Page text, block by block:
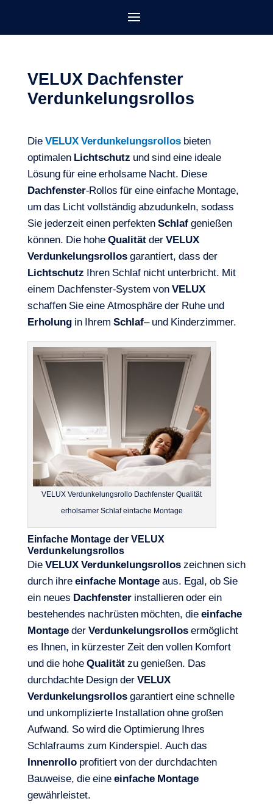
VELUX Dachfenster
Verdunkelungsrollos
DieVELUX Verdunkelungsrollosbieten
optimalenLichtschutz und sind eine ideale
Lösung für eine erholsame Nacht. Diese
Dachfenster-Rollos für eine einfache Montage,
um das Licht vollständig abzudunkeln, sodass
Sie jederzeit einen perfektenSchlafgenießen
können. Die hoheQualitätderVELUX
Verdunkelungsrollosgarantiert, dass der
Lichtschutz Ihren Schlaf nicht unterbricht. Mit
einem Dachfenster-System vonVELUX
schaffen Sie eine Atmosphäre der Ruhe und
Erholungin IhremSchlaf– und Kinderzimmer.
VELUX Verdunkelungsrollo Dachfenster Qualität
erholsamer Schlaf einfache Montage
Einfache Montage der VELUX
Verdunkelungsrollos
DieVELUX Verdunkelungsrolloszeichnen sich
durch ihreeinfache Montageaus. Egal, ob Sie
ein neues Dachfensterinstallieren oder ein
bestehendes nachrüsten möchten, dieeinfache
MontagederVerdunkelungsrollosermöglicht
es Ihnen, in kürzester Zeit den vollen Komfort
und die hoheQualitätzu genießen. Das
durchdachte Design derVELUX
Verdunkelungsrollosgarantiert eine schnelle
und unkomplizierte Installation ohne großen
Aufwand. So wird die Optimierung Ihres
Schlafraums zum Kinderspiel. Auch das
Innenrolloprofitiert von der durchdachten
Bauweise, die eineeinfache Montage
gewährleistet.